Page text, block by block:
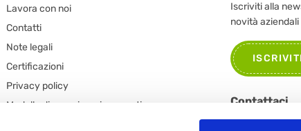
Lavora con noi
Contatti
Note legali
Certificazioni
Privacy policy
Modello di organizzazione gestione e
Iscriviti alla
novità aziendali
ISCRIVITI
Contattaci